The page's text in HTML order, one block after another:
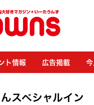
ト情報 広告掲載
スペシャルイン